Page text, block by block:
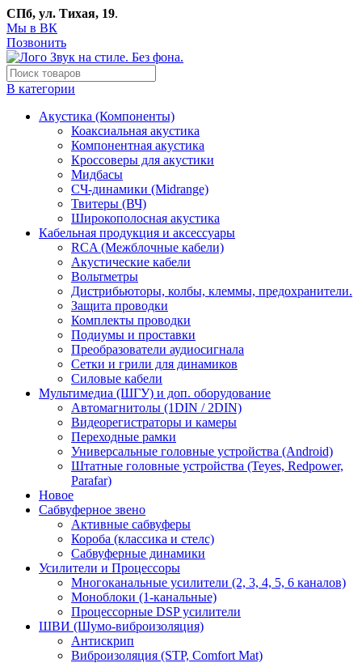
СПб, ул. Тихая, 19.
Мы в ВК
Позвонить
В категории
Акустика (Компоненты)
Коаксиальная акустика
Компонентная акустика
Кроссоверы для акустики
Мидбасы
СЧ-динамики (Midrange)
Твитеры (ВЧ)
Широкополосная акустика
Кабельная продукция и аксессуары
RCA (Межблочные кабели)
Акустические кабели
Вольтметры
Дистрибьюторы, колбы, клеммы, предохранители.
Защита проводки
Комплекты проводки
Подиумы и проставки
Преобразователи аудиосигнала
Сетки и грили для динамиков
Силовые кабели
Мультимедиа (ШГУ) и доп. оборудование
Автомагнитолы (1DIN / 2DIN)
Видеорегистраторы и камеры
Переходные рамки
Универсальные головные устройства (Android)
Штатные головные устройства (Teyes, Redpower,
Parafar)
Новое
Сабвуферное звено
Активные сабвуферы
Короба (классика и стелс)
Сабвуферные динамики
Усилители и Процессоры
Многоканальные усилители (2, 3, 4, 5, 6 каналов)
Моноблоки (1-канальные)
Процессорные DSP усилители
ШВИ (Шумо-виброизоляция)
Антискрип
Виброизоляция (STP, Comfort Mat)